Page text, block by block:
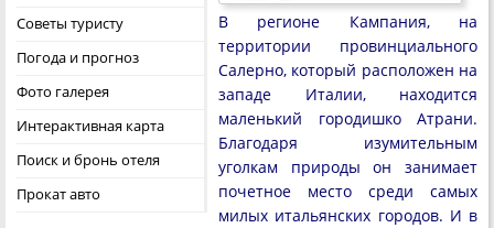
Советы туристу
Погода и прогноз
Фото галерея
Интерактивная карта
Поиск и бронь отеля
Прокат авто
В регионе Кампания, на
территории провинциального
Салерно, который расположен на
западе Италии, находится
маленький городишко Атрани.
Благодаря изумительным
уголкам природы он занимает
почетное место среди самых
милых итальянских городов. И в